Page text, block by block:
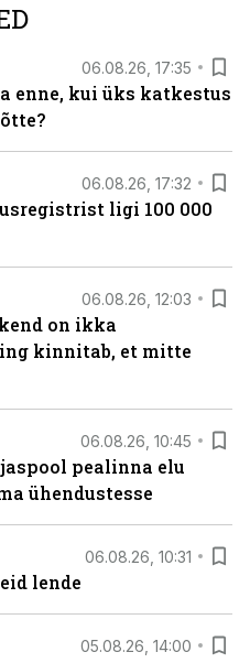
06.08.26, 17:35
enne, kui üks katkestus
06.08.26, 17:32
ligi 100 000
06.08.26, 12:03
on ikka
kinnitab, et mitte
06.08.26, 10:45
pealinna elu
ühendustesse
06.08.26, 10:31
lende
05.08.26, 14:00